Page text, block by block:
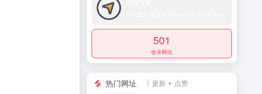
501
收录网址
热门网址 更新 点赞